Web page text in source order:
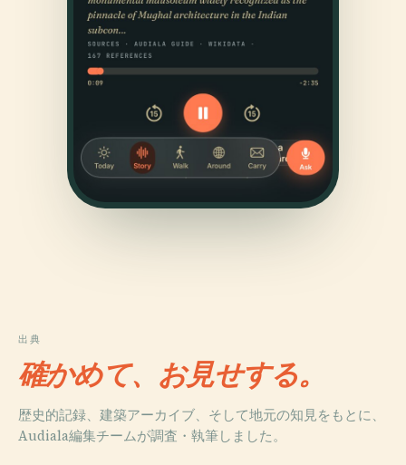
出典
確かめて、お見せする。
歴史的記録、建築アーカイブ、そして地元の知見をもとに、
Audiala編集チームが調査・執筆しました。